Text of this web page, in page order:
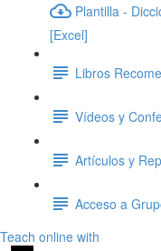
Plantilla -
[Excel]
Libros
Vídeos y
Artículos y
Acceso a
Teach online with